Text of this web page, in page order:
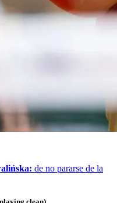
de no pararse de la